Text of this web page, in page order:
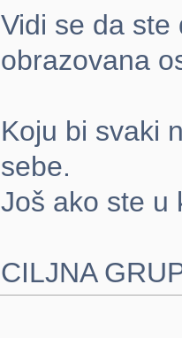
Vidi se da ste
obrazovana
Koju bi svaki
sebe.
Još ako ste u
CILJNA